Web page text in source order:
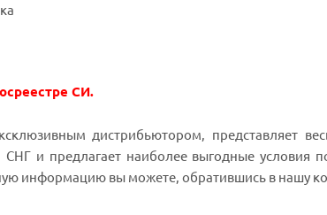
СИ.
дистрибьютором, представляет
и предлагает наиболее выгодные условия
информацию вы можете, обратившись в нашу